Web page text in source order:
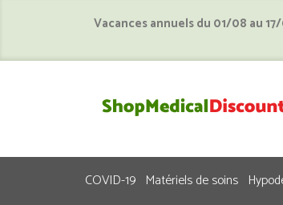
Vacances annuels du 01/08 au
COVID-19 Matériels de soins